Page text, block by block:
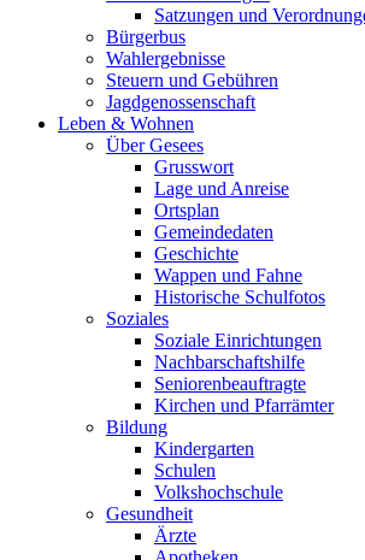
Satzungen und
Bürgerbus
Wahlergebnisse
Steuern und Gebühren
Jagdgenossenschaft
Leben & Wohnen
Über Gesees
Grusswort
Lage und Anreise
Ortsplan
Gemeindedaten
Geschichte
Wappen und Fahne
Historische Schulfotos
Soziales
Soziale Einrichtungen
Nachbarschaftshilfe
Seniorenbeauftragte
Kirchen und Pfarrämter
Bildung
Kindergarten
Schulen
Volkshochschule
Gesundheit
Ärzte